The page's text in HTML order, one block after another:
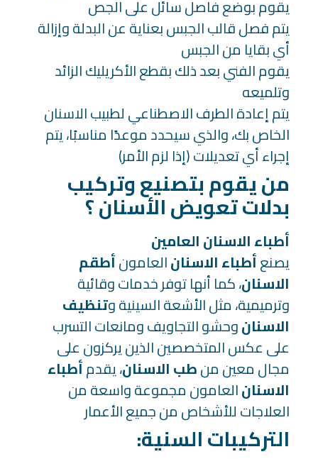
يقوم بوضع فاصل سائل على الجص
يتم فصل قالب الجبس بعناية عن البدلة وإزالة
أي بقايا من الجبس
يقوم الفني بعد ذلك بقطع الأكريليك الزائد
وتلميعه
يتم إعادة الطرف الاصطناعي لطبيب الاسنان
الخاص بك، والذي سيحدد موعدًا مناسبًا، يتم
إجراء أي تعديلات (إذا لزم الأمر)
من يقوم بتصنيع وتركيب
بدلات تعويض الأسنان ؟
أطباء الاسنان العامين
يصنعأطباء الاسنانالعامونأطقم
الاسنان، كما أنها توفر خدمات وقائية
وترميمية، مثل الأشعة السينية وتنظيف
الاسنانوحشو التجاويف ومانعات التسرب
على عكس المتخصصين الذين يركزون على
مجال معين منطب الاسنان، يقدمأطباء
الاسنانالعامون مجموعة واسعة من
العلاجات للأشخاص من جميع الأعمار
:التركيبات السنية